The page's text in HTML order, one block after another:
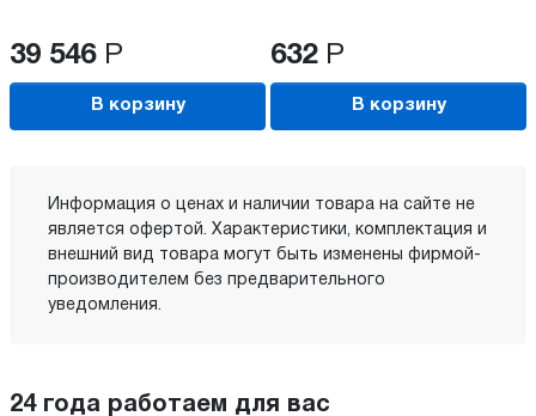
39 546 Р
В корзину
632 Р
В корзину
Информация о ценах и наличии товара на сайте не
является офертой. Характеристики, комплектация и
внешний вид товара могут быть изменены фирмой-
производителем без предварительного
уведомления.
24 года работаем для вас